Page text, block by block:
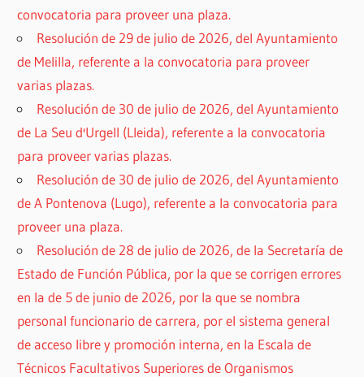
convocatoria para proveer una plaza.
Resolución de 29 de julio de 2026, del Ayuntamiento
de Melilla, referente a la convocatoria para proveer
varias plazas.
Resolución de 30 de julio de 2026, del Ayuntamiento
de La Seu d'Urgell (Lleida), referente a la convocatoria
para proveer varias plazas.
Resolución de 30 de julio de 2026, del Ayuntamiento
de A Pontenova (Lugo), referente a la convocatoria para
proveer una plaza.
Resolución de 28 de julio de 2026, de la Secretaría de
Estado de Función Pública, por la que se corrigen errores
en la de 5 de junio de 2026, por la que se nombra
personal funcionario de carrera, por el sistema general
de acceso libre y promoción interna, en la Escala de
Técnicos Facultativos Superiores de Organismos